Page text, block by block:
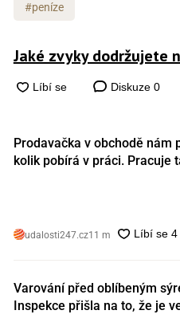
#peníze
Jaké zvyky dodržujete
Diskuze 0
Prodavačka v obchodě nám
kolik pobírá v práci. Pracuje
udalosti247.cz11 m
Varování před oblíbeným
Inspekce přišla na to, že je